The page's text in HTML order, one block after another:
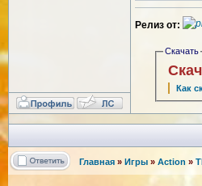
Релиз от:
Скачать
Как
Главная » Игры » Action »